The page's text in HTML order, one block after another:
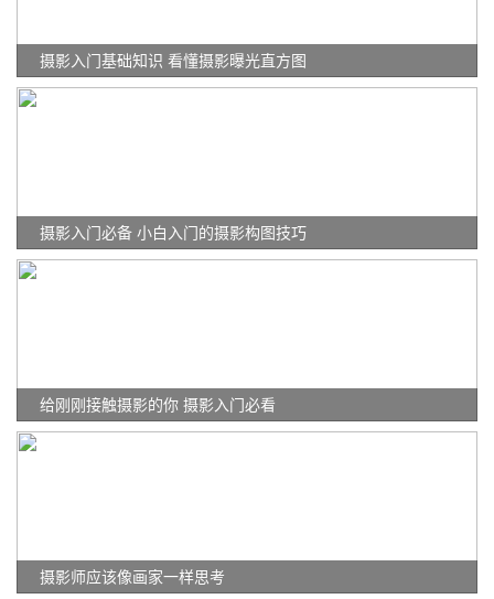
摄影入门基础知识 看懂摄影曝光直方图
摄影入门必备 小白入门的摄影构图技巧
给刚刚接触摄影的你 摄影入门必看
摄影师应该像画家一样思考